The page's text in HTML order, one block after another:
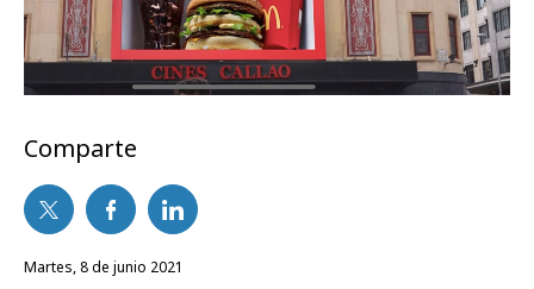
Comparte
martes, 8 de junio 2021